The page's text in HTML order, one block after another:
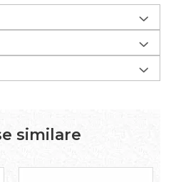
similare